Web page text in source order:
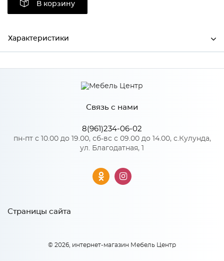
В корзину
Характеристики
Производитель МиФ
Количество упаковок: 2
Связь с нами
8(961)234-06-02
пн-пт с 10.00 до 19.00, сб-вс с 09.00 до 14.00, с.Кулунда,
ул. Благодатная, 1
Страницы сайта
© 2026, интернет-магазин Мебель Центр